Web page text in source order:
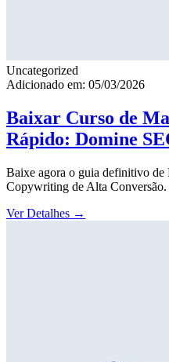
Uncategorized
Adicionado em: 05/03/2026
Baixar Curso de
Rápido: Domine
Baixe agora o guia definitivo
Copywriting de Alta Conversão.
Ver Detalhes →